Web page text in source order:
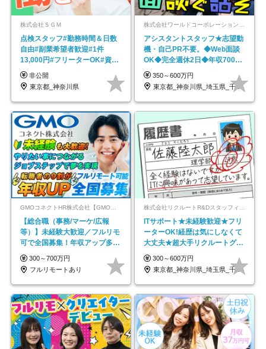
株式会社ＳＧＭ
点検スタッフ#勤務時間＆日数
自由#副業希望者歓迎#1件
13,000円#フリーターOK#資格
スキル不要
非公開
東京都_神奈川県
アシスタントスタッフ★志望動
機・自己PR不要。◆Web面談
OK◆完全週休2日◆年収700万
円可/p13
350～600万円
東京都_神奈川県_埼玉県_千葉県_大阪府…
GMOコネクトHR株式会社【GMOインターネットグループ】
【総合職（事務/マーケ/広報
等）】未経験大歓迎／フルリモ
可で全国募集！年収アップ多数
★年休最大130日★
300～700万円
フルリモートあり
ITサポート★未経験歓迎★フリ
ーターOK!経歴は気にしなくて
大丈夫★超大手リクルートグル
ープの正社員/sg
300～600万円
東京都_神奈川県_埼玉県_千葉県_大阪府…